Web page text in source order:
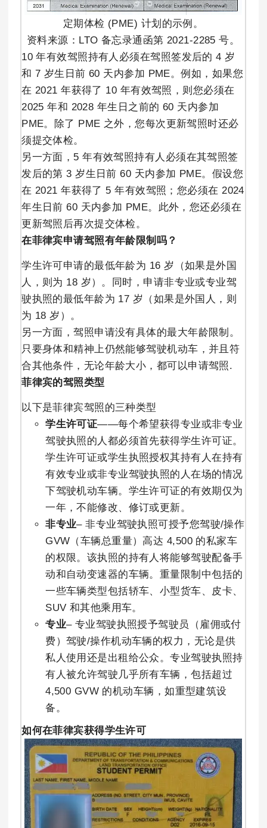
定期体检 (PME) 计划的示例。
资料来源：LTO 备忘录通函第 2021-2285 号。
10 年有效驾照持有人必须在驾照签发后的 4 岁
和 7 岁生日前 60 天内参加 PME。例如，如果您
在 2021 年获得了 10 年有效驾照，则您必须在
2025 年和 2028 年生日之前的 60 天内参加
PME。除了 PME 之外，您每次更新驾照时还必
须提交体检。
另一方面，5 年有效驾照持有人必须在其驾照签
发后的第 3 岁生日前 60 天内参加 PME。假设您
在 2021 年获得了 5 年有效驾照；您必须在 2024
年生日前 60 天内参加 PME。此外，您还必须在
更新驾照后再次提交体检。
在菲律宾申请驾照有年龄限制吗？
学生许可申请的最低年龄为 16 岁（如果是外国
人，则为 18 岁）。同时，申请非专业或专业驾
驶执照的最低年龄为 17 岁（如果是外国人，则
为 18 岁）。
另一方面，驾照申请没有具体的最大年龄限制。
只要身体和精神上仍然能够驾驶机动车，并且符
合其他条件，无论年龄大小，都可以申请驾照.
菲律宾的驾照类型
以下是菲律宾驾照的三种类型
学生许可证——每个希望获得专业或非专业
驾驶执照的人都必须首先获得学生许可证。
学生许可证或学生执照授权其持有人在持有
有效专业或非专业驾驶执照的人在场的情况
下驾驶机动车辆。学生许可证的有效期仅为
一年，不能修改、修订或更新。
非专业– 非专业驾驶执照可授予您驾驶/操作
GVW（车辆总重量）高达 4,500 的私家车
的权限。该执照的持有人将能够驾驶配备手
动和自动变速器的车辆。重量限制中包括的
一些车辆类型包括轿车、小型货车、皮卡、
SUV 和其他乘用车。
专业– 专业驾驶执照授予驾驶员（雇佣或付
费）驾驶/操作机动车辆的权力，无论是供
私人使用还是出租给公众。专业驾驶执照持
有人被允许驾驶几乎所有车辆，包括超过
4,500 GVW 的机动车辆，如重型建筑设
备。
如何在菲律宾获得学生许可